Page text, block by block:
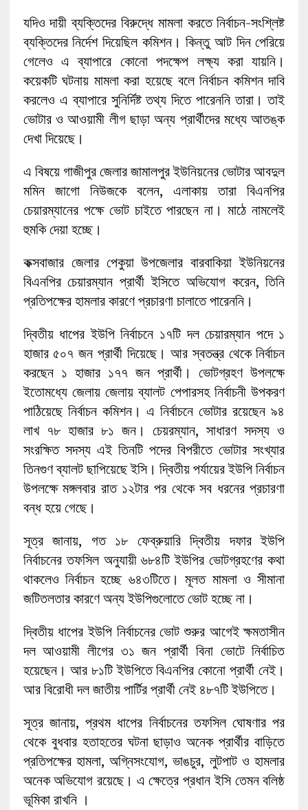
যদিও দায়ী ব্যক্তিদের বিরুদ্ধে মামলা করতে নির্বাচন-সংশ্লিষ্ট
ব্যক্তিদের নির্দেশ দিয়েছিল কমিশন। কিন্তু আট দিন পেরিয়ে
গেলেও এ ব্যাপারে কোনো পদক্ষেপ লক্ষ্য করা যায়নি।
কয়েকটি ঘটনায় মামলা করা হয়েছে বলে নির্বাচন কমিশন দাবি
করলেও এ ব্যাপারে সুনির্দিষ্ট তথ্য দিতে পারেননি তারা। তাই
ভোটার ও আওয়ামী লীগ ছাড়া অন্য প্রার্থীদের মধ্যে আতঙ্ক
দেখা দিয়েছে।
এ বিষয়ে গাজীপুর জেলার জামালপুর ইউনিয়নের ভোটার আবদুল
মমিন জাগো নিউজকে বলেন, এলাকায় তারা বিএনপির
চেয়ারম্যানের পক্ষে ভোট চাইতে পারছেন না। মাঠে নামলেই
হুমকি দেয়া হচ্ছে।
কক্সবাজার জেলার পেকুয়া উপজেলার বারবাকিয়া ইউনিয়নের
বিএনপির চেয়ারম্যান প্রার্থী ইসিতে অভিযোগ করেন, তিনি
প্রতিপক্ষের হামলার কারণে প্রচারণা চালাতে পারেননি।
দ্বিতীয় ধাপের ইউপি নির্বাচনে ১৭টি দল চেয়ারম্যান পদে ১
হাজার ৫০৭ জন প্রার্থী দিয়েছে। আর স্বতন্ত্র থেকে নির্বাচন
করছেন ১ হাজার ১৭৭ জন প্রার্থী। ভোটগ্রহণ উপলক্ষে
ইতোমধ্যে জেলায় জেলায় ব্যালট পেপারসহ নির্বাচনী উপকরণ
পাঠিয়েছে নির্বাচন কমিশন। এ নির্বাচনে ভোটার রয়েছেন ৯৪
লাখ ৭৮ হাজার ৮১ জন। চেয়রম্যান, সাধারণ সদস্য ও
সংরক্ষিত সদস্য এই তিনটি পদের বিপরীতে ভোটার সংখ্যার
তিনগুণ ব্যালট ছাপিয়েছে ইসি। দ্বিতীয় পর্যায়ের ইউপি নির্বাচন
উপলক্ষে মঙ্গলবার রাত ১২টার পর থেকে সব ধরনের প্রচারণা
বন্ধ হয়ে গেছে।
সূত্র জানায়, গত ১৮ ফেব্রুয়ারি দ্বিতীয় দফার ইউপি
নির্বাচনের তফসিল অনুযায়ী ৬৮৪টি ইউপির ভোটগ্রহণের কথা
থাকলেও নির্বাচন হচ্ছে ৬৪৩টিতে। মূলত মামলা ও সীমানা
জটিতলতার কারণে অন্য ইউপিগুলোতে ভোট হচ্ছে না।
দ্বিতীয় ধাপের ইউপি নির্বাচনের ভোট শুরুর আগেই ক্ষমতাসীন
দল আওয়ামী লীগের ৩১ জন প্রার্থী বিনা ভোটে নির্বাচিত
হয়েছেন। আর ৮১টি ইউপিতে বিএনপির কোনো প্রার্থী নেই।
আর বিরোধী দল জাতীয় পার্টির প্রার্থী নেই ৪৮৭টি ইউপিতে।
সূত্র জানায়, প্রথম ধাপের নির্বাচনের তফসিল ঘোষণার পর
থেকে বুধবার হতাহতের ঘটনা ছাড়াও অনেক প্রার্থীর বাড়িতে
প্রতিপক্ষের হামলা, অগ্নিসংযোগ, ভাঙচুর, লুটপাট ও হামলার
অনেক অভিযোগ রয়েছে। এ ক্ষেত্রে প্রধান ইসি তেমন বলিষ্ঠ
ভূমিকা রাখনি ।